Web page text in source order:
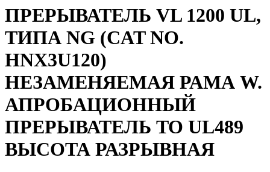
ПРЕРЫВАТЕЛЬ VL 1200 UL,
ТИПА NG (CAT NO.
HNX3U120)
НЕЗАМЕНЯЕМАЯ РАМА W.
АПРОБАЦИОННЫЙ
ПРЕРЫВАТЕЛЬ TO UL489
ВЫСОТА РАЗРЫВНАЯ